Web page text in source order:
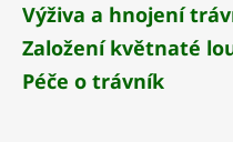
Výživa a hnojení
Založení květnaté
Péče o trávník